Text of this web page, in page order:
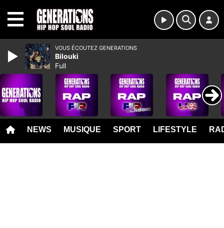
NEWS MUSIQUE SPORT LIFESTYLE
VOUS ÉCOUTEZ GENERATIONS
Bilouki
Full